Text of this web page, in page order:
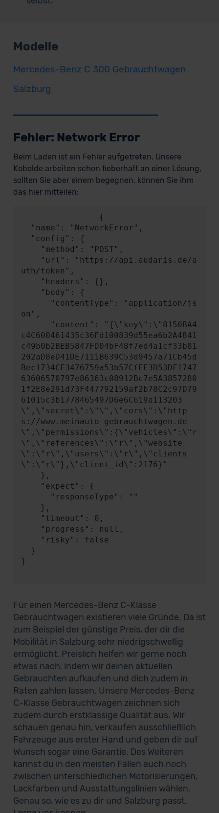
Modelle
Mercedes-Benz C 300 Gebrauchtwagen
Salzburg
Fehler: Network Error
Beim Laden ist ein Fehler aufgetreten. Unsere
Kobolde arbeiten schon fieberhaft an einer Lösung,
sollten Sie aber einem begegnen, können Sie ihm
das hier mitteilen:
uth/token",
on",
c4C600461435c36Fd100839d55ea6b2A4841
c49b0b2BEB5847FD04bF48f7ed4a1cf33b81
202aD8eD41DE7111B639C53d9457a71Cb45d
Bec1734CF3476759a53b57CfEE3D53DF1747
63606570797e86363c08912Bc7e5A3857280
1f2E8e291d73F447792159af2b78C2c97D79
61015c3b1778465497D6e6C619a113203
\",\"secret\":\"\",\"cors\":\"http
s://www.meinauto-gebrauchtwagen.de
\",\"permissions\":{\"vehicles\":\"r
\",\"references\":\"r\",\"website
\":\"r\",\"users\":\"r\",\"clients
\":\"r\"},\"client_id\":2176}"
}
Für einen Mercedes-Benz C-Klasse
Gebrauchtwagen existieren viele Gründe. Da ist
zum Beispiel der günstige Preis, der dir die
Mobilität in Salzburg sehr niedrigschwellig
ermöglicht. Preislich helfen wir gerne noch
etwas nach, indem wir deinen aktuellen
Gebrauchten aufkaufen und dich zudem in
Raten zahlen lassen. Unsere Mercedes-Benz
C-Klasse Gebrauchtwagen zeichnen sich
zudem durch erstklassige Qualität aus. Wir
schauen genau hin, verkaufen ausschließlich
Fahrzeuge aus erster Hand und geben dir auf
Wunsch sogar eine Garantie. Des Weiteren
kannst du in den meisten Fällen auch noch
zwischen unterschiedlichen Motorisierungen,
Lackfarben und Ausstattungslinien wählen.
Genau so, wie es zu dir und Salzburg passt.